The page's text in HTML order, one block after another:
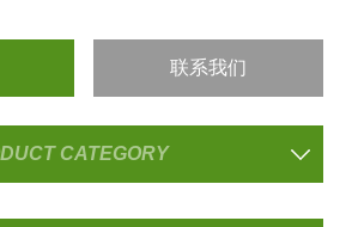
联系我们
CATEGORY